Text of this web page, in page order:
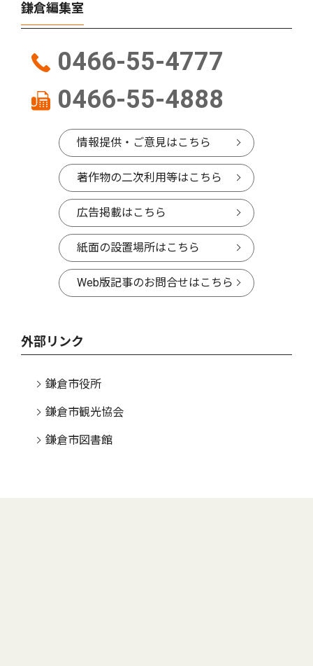
鎌倉編集室
0466-55-4777
0466-55-4888
情報提供・ご意見はこちら
著作物の二次利用等はこちら
広告掲載はこちら
紙面の設置場所はこちら
Web版記事のお問合せはこちら
外部リンク
鎌倉市役所
鎌倉市観光協会
鎌倉市図書館